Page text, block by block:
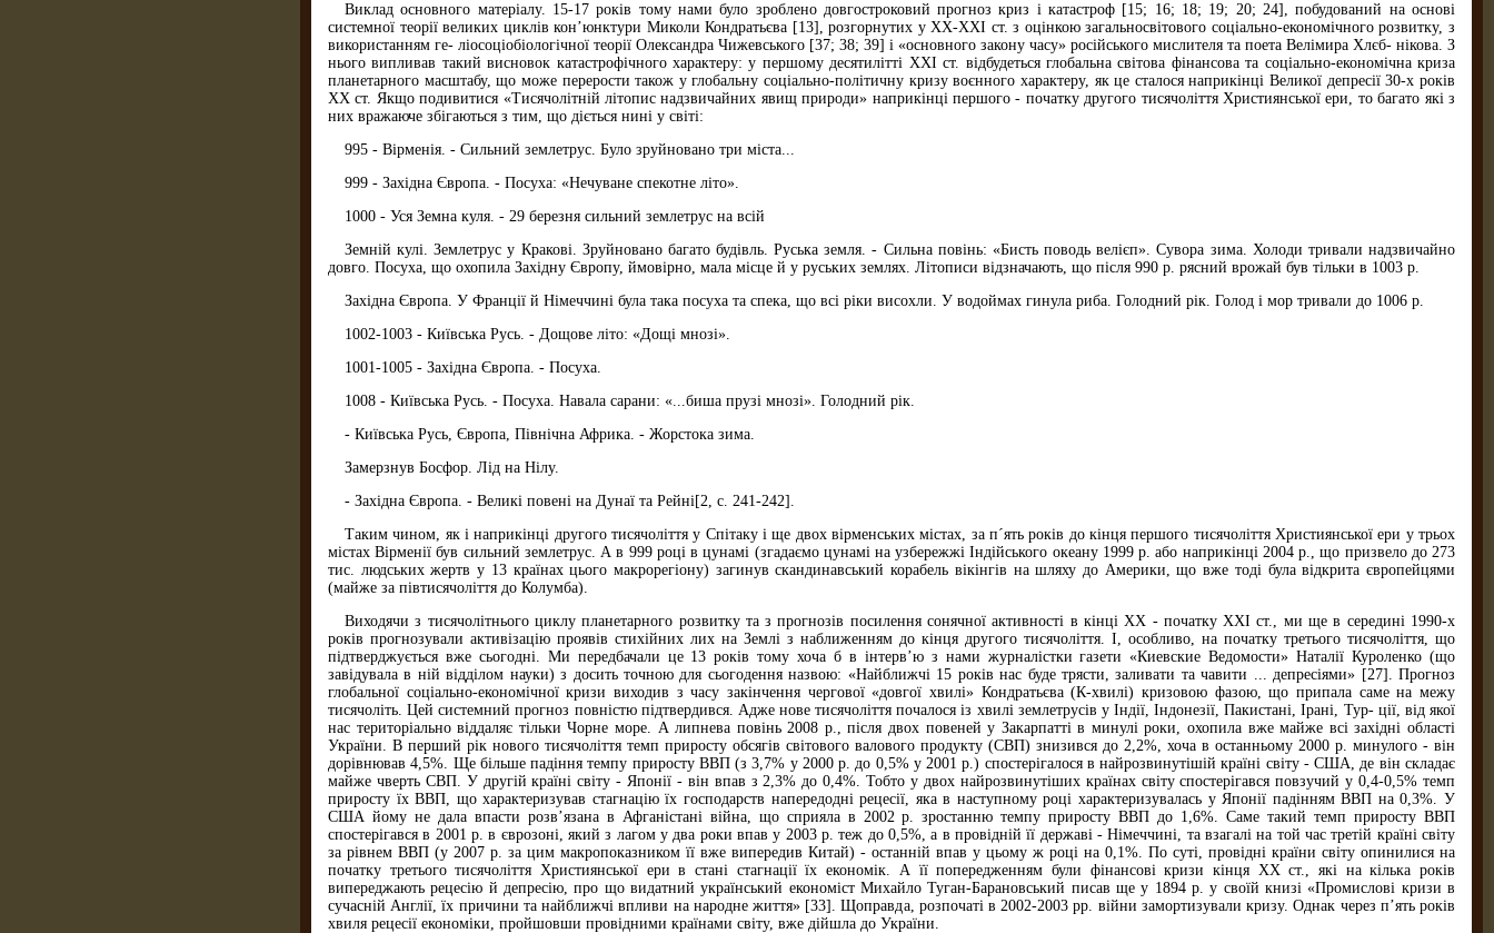
Виклад основного матеріалу. 15-17 років тому нами було зроблено довгостроковий прогноз криз і катастроф [15; 16; 18; 19; 20; 24], побудований на основі
системної теорії великих циклів кон’юнктури Миколи Кондратьєва [13], розгорнутих у ХХ-ХХІ ст. з оцінкою загальносвітового соціально-економічного розвитку, з
використанням ге- ліосоціобіологічної теорії Олександра Чижевського [37; 38; 39] і «основного закону часу» російського мислителя та поета Велімира Хлєб- нікова. З
нього випливав такий висновок катастрофічного характеру: у першому десятилітті ХХІ ст. відбудеться глобальна світова фінансова та соціально-економічна криза
планетарного масштабу, що може перерости також у глобальну соціально-політичну кризу воєнного характеру, як це сталося наприкінці Великої депресії 30-х років
ХХ ст. Якщо подивитися «Тисячолітній літопис надзвичайних явищ природи» наприкінці першого - початку другого тисячоліття Християнської ери, то багато які з
них вражаюче збігаються з тим, що діється нині у світі:
995 - Вірменія. - Сильний землетрус. Було зруйновано три міста...
999 - Західна Європа. - Посуха: «Нечуване спекотне літо».
1000 - Уся Земна куля. - 29 березня сильний землетрус на всій
Земній кулі. Землетрус у Кракові. Зруйновано багато будівль. Руська земля. - Сильна повінь: «Бисть поводь велієп». Сувора зима. Холоди тривали надзвичайно
довго. Посуха, що охопила Західну Європу, ймовірно, мала місце й у руських землях. Літописи відзначають, що після 990 р. рясний врожай був тільки в 1003 р.
Західна Європа. У Франції й Німеччині була така посуха та спека, що всі ріки висохли. У водоймах гинула риба. Голодний рік. Голод і мор тривали до 1006 р.
1002-1003 - Київська Русь. - Дощове літо: «Дощі мнозі».
1001-1005 - Західна Європа. - Посуха.
1008 - Київська Русь. - Посуха. Навала сарани: «...биша прузі мнозі». Голодний рік.
- Київська Русь, Європа, Північна Африка. - Жорстока зима.
Замерзнув Босфор. Лід на Нілу.
- Західна Європа. - Великі повені на Дунаї та Рейні[2, с. 241-242].
Таким чином, як і наприкінці другого тисячоліття у Спітаку і ще двох вірменських містах, за п´ять років до кінця першого тисячоліття Християнської ери у трьох
містах Вірменії був сильний землетрус. А в 999 році в цунамі (згадаємо цунамі на узбережжі Індійського океану 1999 р. або наприкінці 2004 р., що призвело до 273
тис. людських жертв у 13 країнах цього макрорегіону) загинув скандинавський корабель вікінгів на шляху до Америки, що вже тоді була відкрита європейцями
(майже за півтисячоліття до Колумба).
Виходячи з тисячолітнього циклу планетарного розвитку та з прогнозів посилення сонячної активності в кінці ХХ - початку ХХІ ст., ми ще в середині 1990-х
років прогнозували активізацію проявів стихійних лих на Землі з наближенням до кінця другого тисячоліття. І, особливо, на початку третього тисячоліття, що
підтверджується вже сьогодні. Ми передбачали це 13 років тому хоча б в інтерв’ю з нами журналістки газети «Киевские Ведомости» Наталії Куроленко (що
завідувала в ній відділом науки) з досить точною для сьогодення назвою: «Найближчі 15 років нас буде трясти, заливати та чавити ... депресіями» [27]. Прогноз
глобальної соціально-економічної кризи виходив з часу закінчення чергової «довгої хвилі» Кондратьєва (К-хвилі) кризовою фазою, що припала саме на межу
тисячоліть. Цей системний прогноз повністю підтвердився. Адже нове тисячоліття почалося із хвилі землетрусів у Індії, Індонезії, Пакистані, Ірані, Тур- ції, від якої
нас територіально віддаляє тільки Чорне море. А липнева повінь 2008 р., після двох повеней у Закарпатті в минулі роки, охопила вже майже всі західні області
України. В перший рік нового тисячоліття темп приросту обсягів світового валового продукту (СВП) знизився до 2,2%, хоча в останньому 2000 р. минулого - він
дорівнював 4,5%. Ще більше падіння темпу приросту ВВП (з 3,7% у 2000 р. до 0,5% у 2001 р.) спостерігалося в найрозвинутішій країні світу - США, де він складає
майже чверть СВП. У другій країні світу - Японії - він впав з 2,3% до 0,4%. Тобто у двох найрозвинутіших країнах світу спостерігався повзучий у 0,4-0,5% темп
приросту їх ВВП, що характеризував стагнацію їх господарств напередодні рецесії, яка в наступному році характеризувалась у Японії падінням ВВП на 0,3%. У
США йому не дала впасти розв’язана в Афганістані війна, що сприяла в 2002 р. зростанню темпу приросту ВВП до 1,6%. Саме такий темп приросту ВВП
спостерігався в 2001 р. в єврозоні, який з лагом у два роки впав у 2003 р. теж до 0,5%, а в провідній її державі - Німеччині, та взагалі на той час третій країні світу
за рівнем ВВП (у 2007 р. за цим макропоказником її вже випередив Китай) - останній впав у цьому ж році на 0,1%. По суті, провідні країни світу опинилися на
початку третього тисячоліття Християнської ери в стані стагнації їх економік. А її попередженням були фінансові кризи кінця ХХ ст., які на кілька років
випереджають рецесію й депресію, про що видатний український економіст Михайло Туган-Барановський писав ще у 1894 р. у своїй книзі «Промислові кризи в
сучасній Англії, їх причини та найближчі впливи на народне життя» [33]. Щоправда, розпочаті в 2002-2003 рр. війни замортизували кризу. Однак через п’ять років
хвиля рецесії економіки, пройшовши провідними країнами світу, вже дійшла до України.